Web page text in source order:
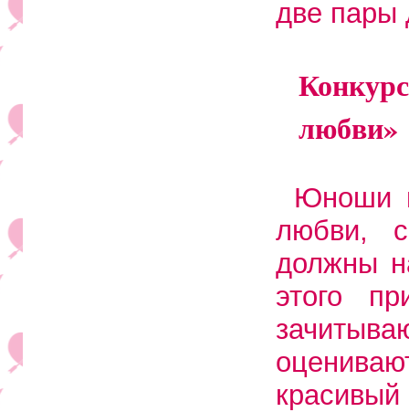
две пары
любви»
Юноши
любви,
должны
этого
красивый